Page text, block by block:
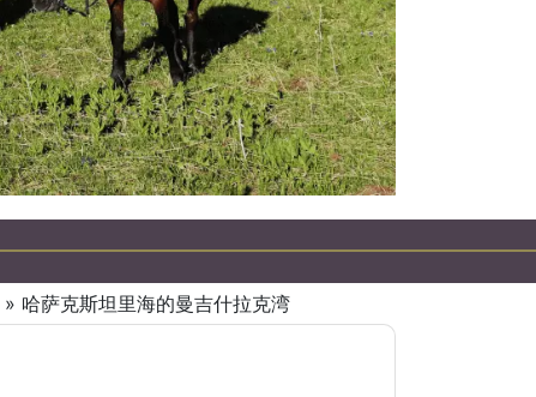
» 哈萨克斯坦里海的曼吉什拉克湾